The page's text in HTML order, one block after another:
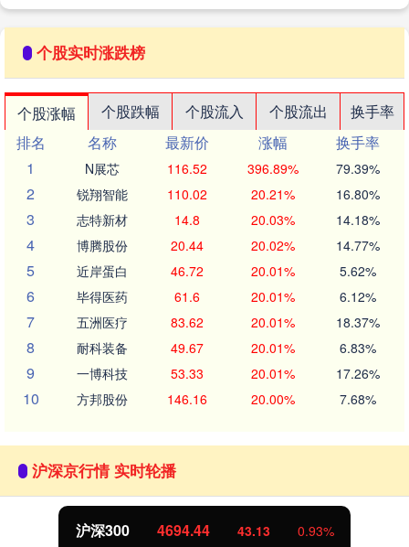
个股实时涨跌榜
个股涨幅 个股跌幅 个股流入 个股流出
换手率
排名
名称 最新价 涨幅
换手率
1
N展芯 116.52 396.89% 79.39%
2 锐翔智能 110.02 20.21% 16.80%
3 志特新材 14.8 20.03% 14.18%
4 博腾股份 20.44 20.02% 14.77%
5 近岸蛋白 46.72 20.01% 5.62%
6 毕得医药 61.6 20.01% 6.12%
7 五洲医疗 83.62 20.01% 18.37%
8 耐科装备 49.67 20.01% 6.83%
9 一博科技 53.33 20.01% 17.26%
10 方邦股份 146.16 20.00% 7.68%
沪深京行情 实时轮播
沪深300 4694.44 43.13 0.93%